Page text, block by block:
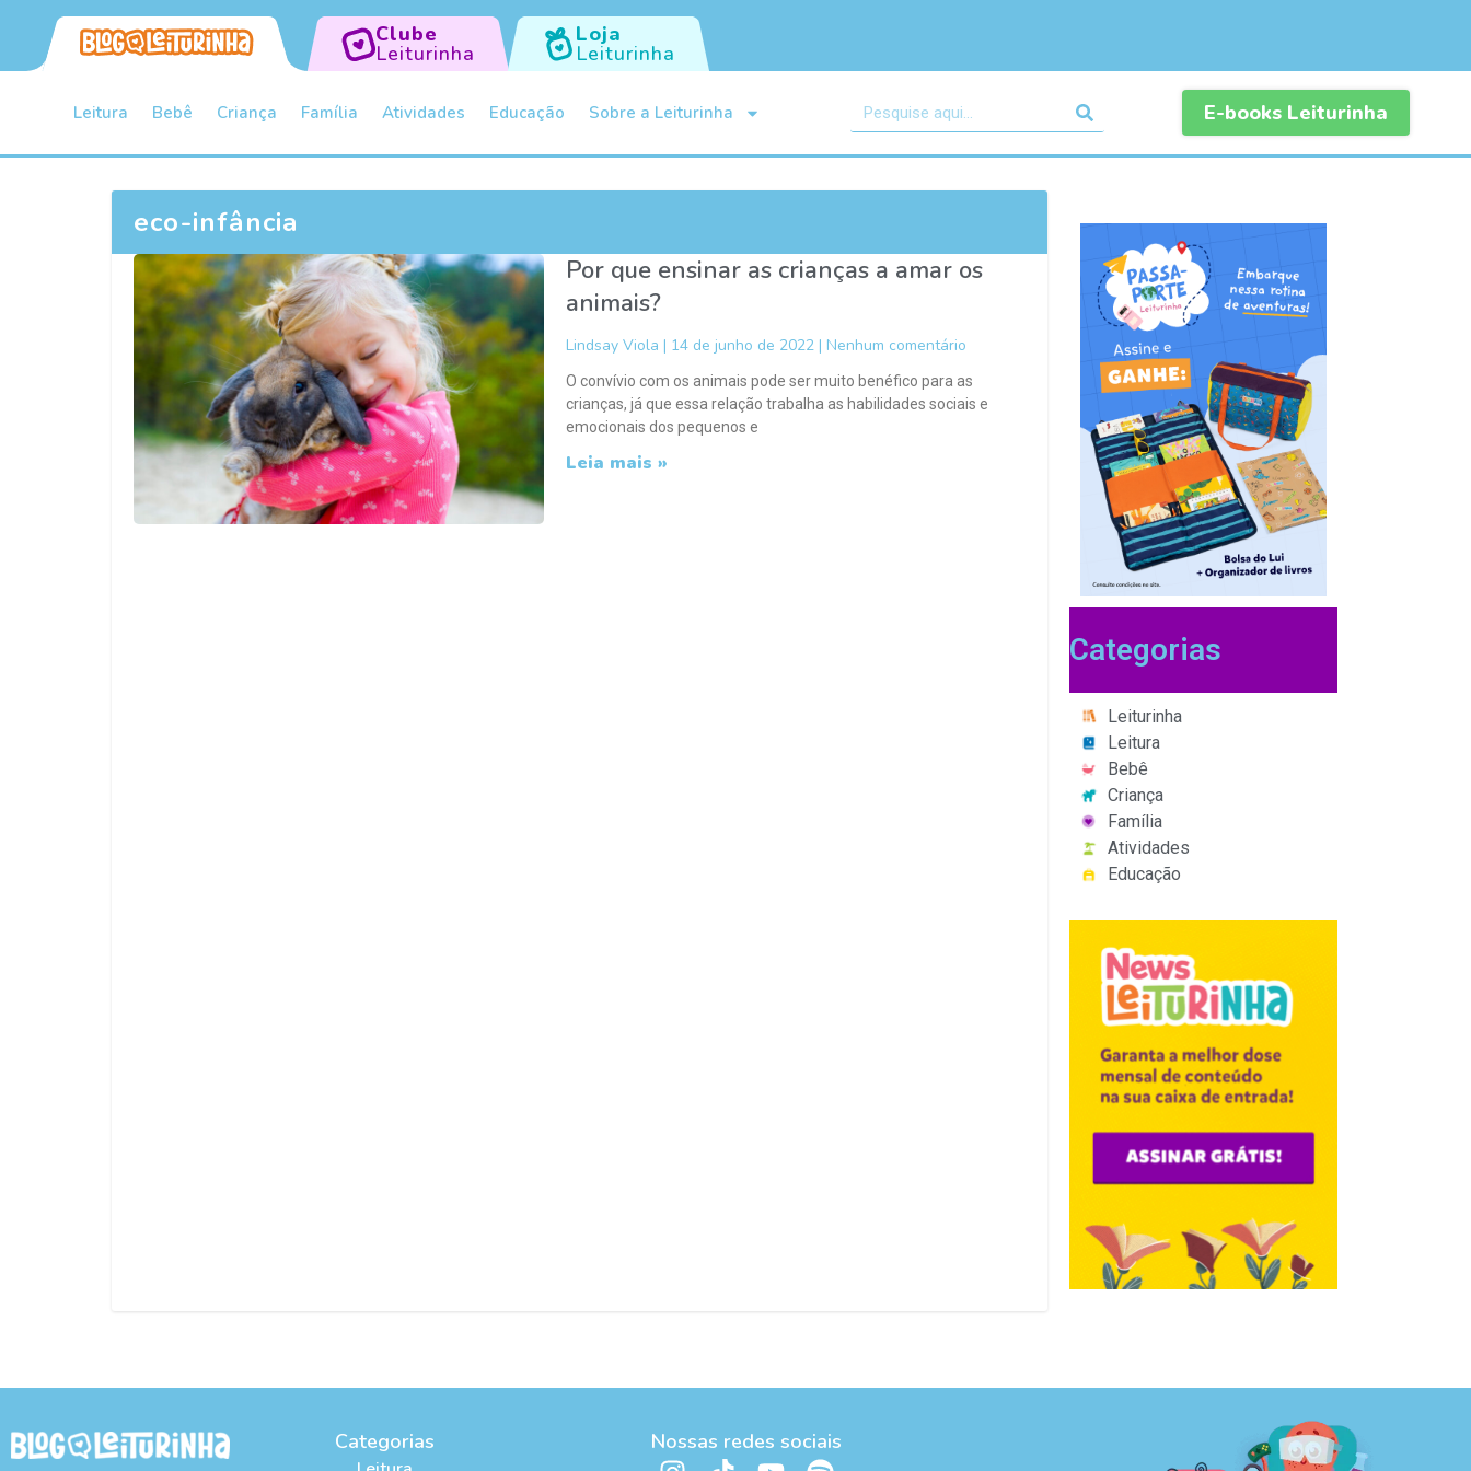
Clube
Leiturinha
Loja
Leiturinha
Leitura Bebê Criança Família Atividades Educação Sobre a Leiturinha E-books Leiturinha
eco-infância
Por que ensinar as crianças a amar os
animais?
Lindsay Viola 14 de junho de 2022 Nenhum comentário
O convívio com os animais pode ser muito benéfico para as
crianças, já que essa relação trabalha as habilidades sociais e
emocionais dos pequenos e
Leia mais »
Categorias
Leiturinha
Leitura
Bebê
Criança
Família
Atividades
Educação
Categorias Nossas redes sociais